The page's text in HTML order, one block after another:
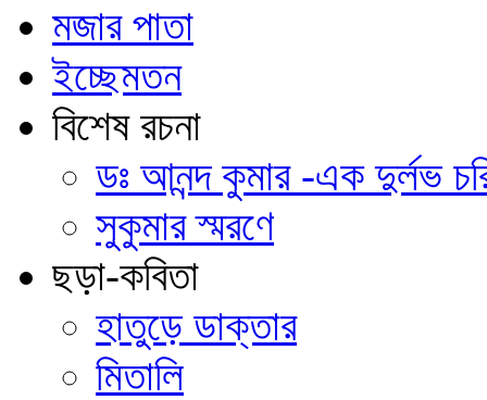
মজার পাতা
ইচ্ছেমতন
বিশেষ রচনা
ডঃ আনন্দ কুমার -এক দুর্লভ
সুকুমার স্মরণে
ছড়া-কবিতা
হাতুড়ে ডাক্তার
মিতালি